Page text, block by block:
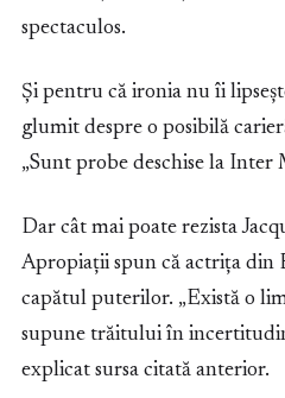
spectaculos.
Și pentru că ironia nu îi
glumit despre o posibilă
„Sunt probe deschise la Inter
Dar cât mai poate rezista
Apropiații spun că actrița din
capătul puterilor. „Există o
supune trăitului în
explicat sursa citată anterior.